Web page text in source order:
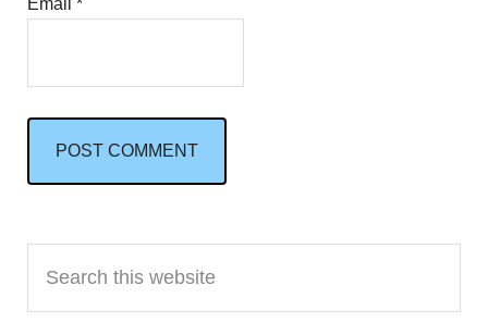
Primary
Sidebar
this
website